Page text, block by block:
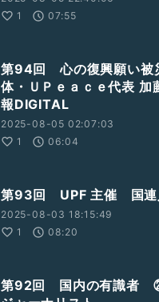
1
07:55
第94回 心の復興願い被
体・ＵＰｅａｃｅ代表 加
報DIGITAL
2025-08-05 02:07:03
1
06:04
第93回 UPF 主催 国連
2025-08-03 18:15:49
1
08:20
第92回 国内の有識者